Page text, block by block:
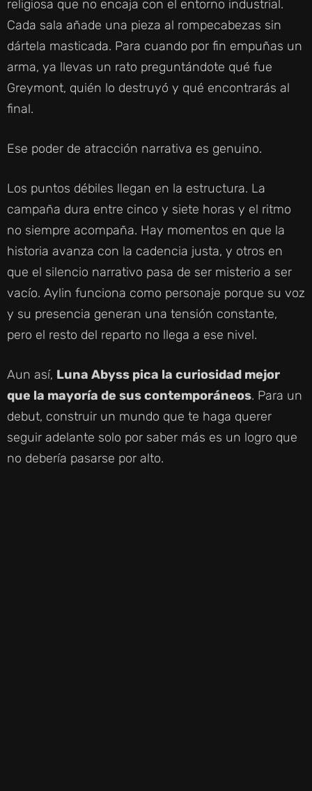
religiosa que no encaja con el entorno industrial.
Cada sala añade una pieza al rompecabezas sin
dártela masticada. Para cuando por fin empuñas un
arma, ya llevas un rato preguntándote qué fue
Greymont, quién lo destruyó y qué encontrarás al
final.
Ese poder de atracción narrativa es genuino.
Los puntos débiles llegan en la estructura. La
campaña dura entre cinco y siete horas y el ritmo
no siempre acompaña. Hay momentos en que la
historia avanza con la cadencia justa, y otros en
que el silencio narrativo pasa de ser misterio a ser
vacío. Aylin funciona como personaje porque su voz
y su presencia generan una tensión constante,
pero el resto del reparto no llega a ese nivel.
Aun así, Luna Abyss pica la curiosidad mejor
que la mayoría de sus contemporáneos. Para un
debut, construir un mundo que te haga querer
seguir adelante solo por saber más es un logro que
no debería pasarse por alto.